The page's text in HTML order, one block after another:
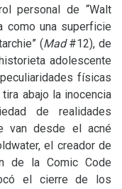
personal de “Walt
como una superficie
(Mad#12), de
adolescente
físicas
abajo la inocencia
de realidades
van desde el acné
el creador de
de la Comic Code
el cierre de los